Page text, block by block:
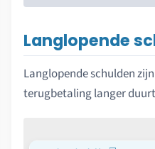
Langlopende
Langlopende schulden
terugbetaling langer